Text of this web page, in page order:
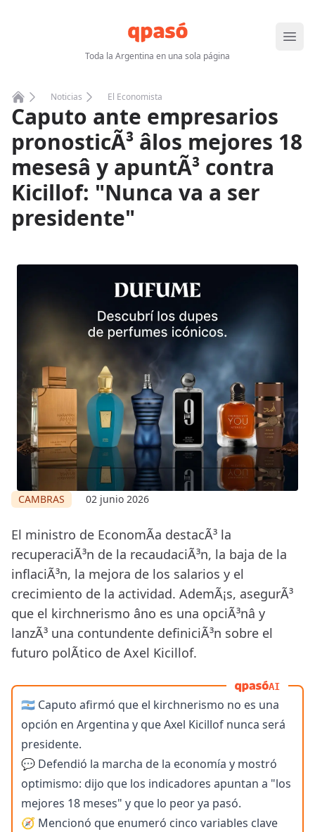
Toda la Argentina en una sola página
Abrir
Home
Noticias El Economista
Caputo ante empresarios
pronosticÃ³ âlos mejores 18
mesesâ y apuntÃ³ contra
Kicillof: "Nunca va a ser
presidente"
CAMBRAS 02 junio 2026
El ministro de EconomÃ­a destacÃ³ la
recuperaciÃ³n de la recaudaciÃ³n, la baja de la
inflaciÃ³n, la mejora de los salarios y el
crecimiento de la actividad. AdemÃ¡s, asegurÃ³
que el kirchnerismo âno es una opciÃ³nâ y
lanzÃ³ una contundente definiciÃ³n sobre el
futuro polÃ­tico de Axel Kicillof.
AI
🇦🇷 Caputo afirmó que el kirchnerismo no es una
opción en Argentina y que Axel Kicillof nunca será
presidente.
💬 Defendió la marcha de la economía y mostró
optimismo: dijo que los indicadores apuntan a "los
mejores 18 meses" y que lo peor ya pasó.
🧭 Mencionó que enumeró cinco variables clave